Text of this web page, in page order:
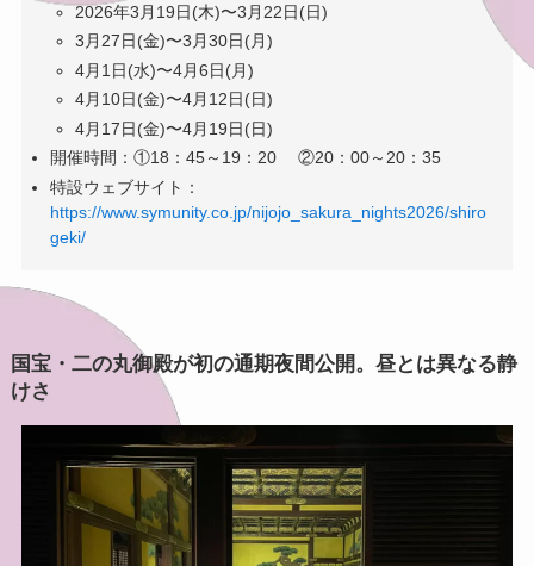
2026年3月19日(木)〜3月22日(日)
3月27日(金)〜3月30日(月)
4月1日(水)〜4月6日(月)
4月10日(金)〜4月12日(日)
4月17日(金)〜4月19日(日)
開催時間：①18：45～19：20 ②20：00～20：35
特設ウェブサイト：
https://www.symunity.co.jp/nijojo_sakura_nights2026/shiro
geki/
国宝・二の丸御殿が初の通期夜間公開。昼とは異なる静
けさ